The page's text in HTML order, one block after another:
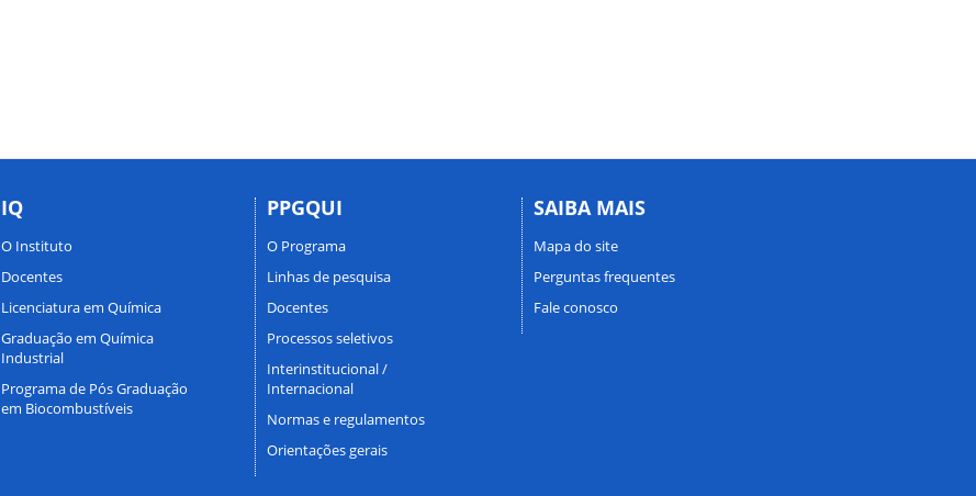
IQ
O Instituto
Docentes
Licenciatura em Química
Graduação em Química
Industrial
Programa de Pós Graduação
em Biocombustíveis
PPGQUI
O Programa
Linhas de pesquisa
Docentes
Processos seletivos
Interinstitucional /
Internacional
Normas e regulamentos
Orientações gerais
SAIBA MAIS
Mapa do site
Perguntas frequentes
Fale conosco